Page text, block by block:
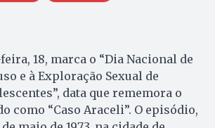
18, marca o “Dia Nacional de
e à Exploração Sexual de
data que rememora o
como “Caso Araceli”. O episódio,